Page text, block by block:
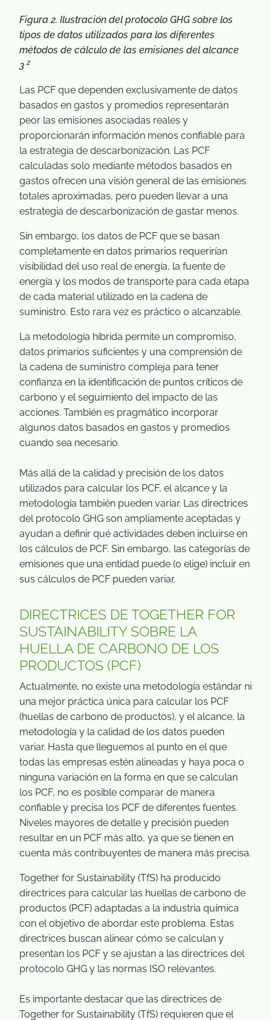
Figura 2. Ilustración del protocolo GHG sobre los
tipos de datos utilizados para los diferentes
métodos de cálculo de las emisiones del alcance
32
Las PCF que dependen exclusivamente de datos
basados en gastos y promedios representarán
peor las emisiones asociadas reales y
proporcionarán información menos confiable para
la estrategia de descarbonización. Las PCF
calculadas solo mediante métodos basados en
gastos ofrecen una visión general de las emisiones
totales aproximadas, pero pueden llevar a una
estrategia de descarbonización de gastar menos.
Sin embargo, los datos de PCF que se basan
completamente en datos primarios requerirían
visibilidad del uso real de energía, la fuente de
energía y los modos de transporte para cada etapa
de cada material utilizado en la cadena de
suministro. Esto rara vez es práctico o alcanzable.
La metodología híbrida permite un compromiso,
datos primarios suficientes y una comprensión de
la cadena de suministro compleja para tener
confianza en la identificación de puntos críticos de
carbono y el seguimiento del impacto de las
acciones. También es pragmático incorporar
algunos datos basados en gastos y promedios
cuando sea necesario.
Más allá de la calidad y precisión de los datos
utilizados para calcular los PCF, el alcance y la
metodología también pueden variar. Las directrices
del protocolo GHG son ampliamente aceptadas y
ayudan a definir qué actividades deben incluirse en
los cálculos de PCF. Sin embargo, las categorías de
emisiones que una entidad puede (o elige) incluir en
sus cálculos de PCF pueden variar.
DIRECTRICES DE TOGETHER FOR
SUSTAINABILITY SOBRE LA
HUELLA DE CARBONO DE LOS
PRODUCTOS (PCF)
Actualmente, no existe una metodología estándar ni
una mejor práctica única para calcular los PCF
(huellas de carbono de productos), y el alcance, la
metodología y la calidad de los datos pueden
variar. Hasta que lleguemos al punto en el que
todas las empresas estén alineadas y haya poca o
ninguna variación en la forma en que se calculan
los PCF, no es posible comparar de manera
confiable y precisa los PCF de diferentes fuentes.
Niveles mayores de detalle y precisión pueden
resultar en un PCF más alto, ya que se tienen en
cuenta más contribuyentes de manera más precisa.
Together for Sustainability (TfS) ha producido
directrices para calcular las huellas de carbono de
productos (PCF) adaptadas a la industria química
con el objetivo de abordar este problema. Estas
directrices buscan alinear cómo se calculan y
presentan los PCF y se ajustan a las directrices del
protocolo GHG y las normas ISO relevantes.
Es importante destacar que las directrices de
Together for Sustainability (TfS) requieren que el